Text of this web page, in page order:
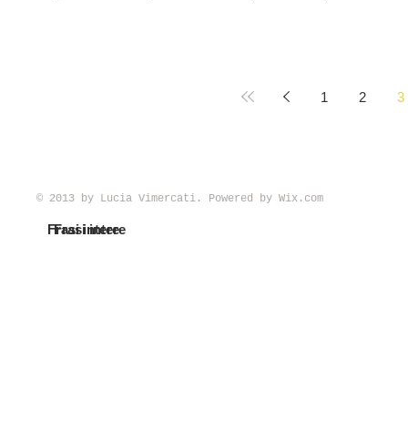
1 2 3
© 2013 by Lucia Vimercati. Powered by Wix.com
Frasi intere
Frasi intere